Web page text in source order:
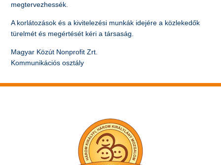
megtervezhessék.
A korlátozások és a kivitelezési munkák idejére a közlekedők
türelmét és megértését kéri a társaság.
Magyar Közút Nonprofit Zrt.
Kommunikációs osztály